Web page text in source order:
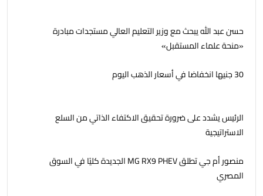
حسن عبد الله يبحث مع وزير التعليم العالي مستجدات مبادرة
«منحة علماء المستقبل»
30 جنيها انخفاضا في أسعار الذهب اليوم
الرئيس يشدد على ضرورة تحقيق الاكتفاء الذاتي من السلع
الاستراتيجية
منصور أم جي تطلق MG RX9 PHEV الجديدة كليًا في السوق
المصري